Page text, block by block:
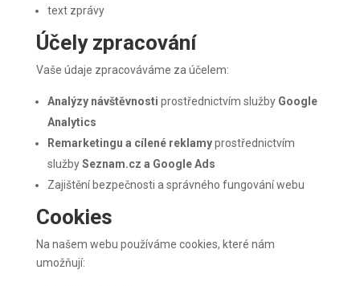
text zprávy
Účely zpracování
Vaše údaje zpracováváme za účelem:
Analýzy návštěvnosti prostřednictvím služby Google
Analytics
Remarketingu a cílené reklamyprostřednictvím
službySeznam.cz a Google Ads
Zajištění bezpečnosti a správného fungování webu
Cookies
Na našem webu používáme cookies, které nám
umožňují: